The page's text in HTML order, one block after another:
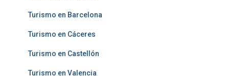
Turismo en Barcelona
Turismo en Cáceres
Turismo en Castellón
Turismo en Valencia